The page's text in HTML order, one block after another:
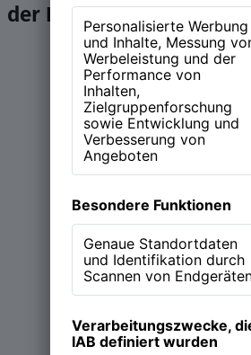
der Diskussion über
ein
Learn more
Magazin
Über NWX